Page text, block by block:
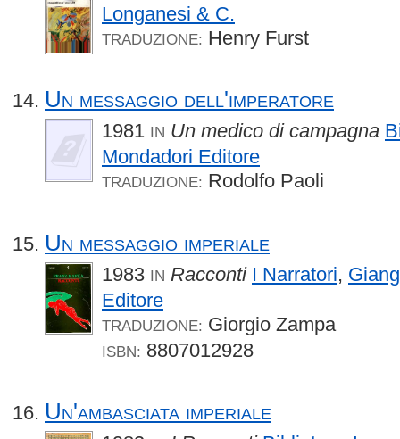
Longanesi & C.
TRADUZIONE: Henry Furst
Un messaggio dell'imperatore
1981 IN Un medico di campagna
Mondadori Editore
TRADUZIONE: Rodolfo Paoli
Un messaggio imperiale
1983 IN Racconti I Narratori,
Editore
TRADUZIONE: Giorgio Zampa
ISBN: 8807012928
Un'ambasciata imperiale